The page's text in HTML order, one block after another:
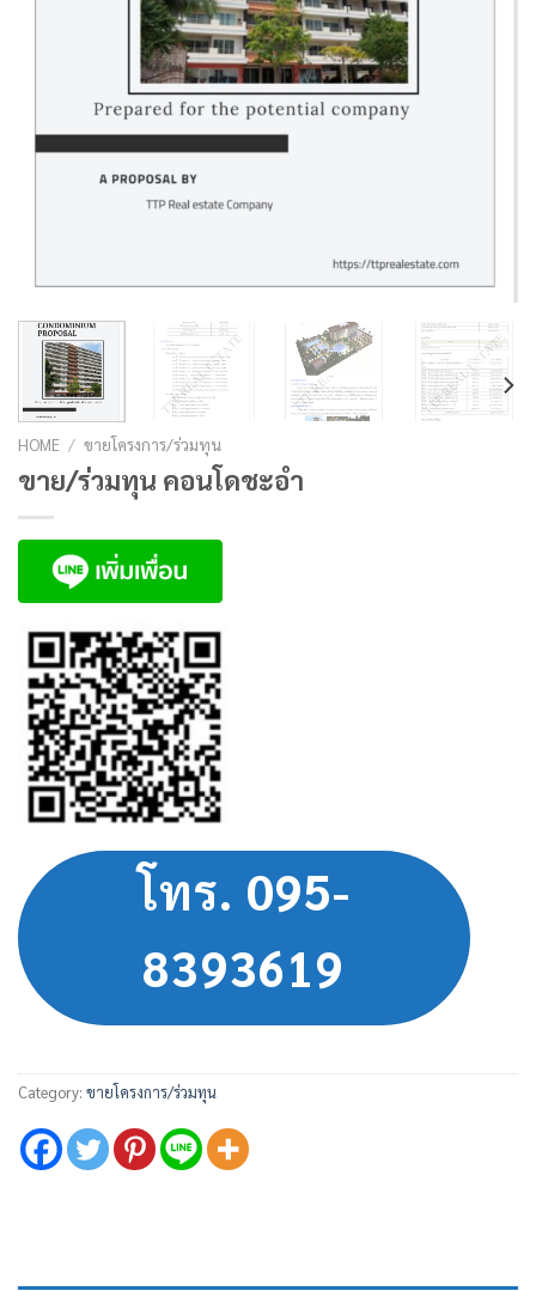
HOME / ขายโครงการ/ร่วมทุน
ขาย/ร่วมทุน คอนโดชะอำ
โทร. 095-
8393619
Category: ขายโครงการ/ร่วมทุน